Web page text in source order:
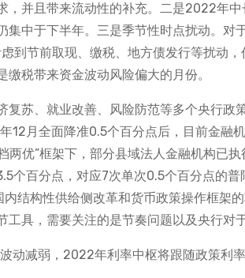
，并且带来流动性的补充。二是2022年
集中于下半年。三是季节性时点扰动。对
到节前取现、缴税、地方债发行等扰动
税带来资金波动风险偏大的月份。
复苏、就业改善、风险防范等多个央行
12月全面降准0.5个百分点后，目前金融
两优”框架下，部分县域法人金融机构已
个百分点，对应7次单次0.5个百分点的
结构性供给侧改革和货币政策操作框架
工具，需要关注的是节奏问题以及央行对
动减弱，2022年利率中枢将跟随政策利率